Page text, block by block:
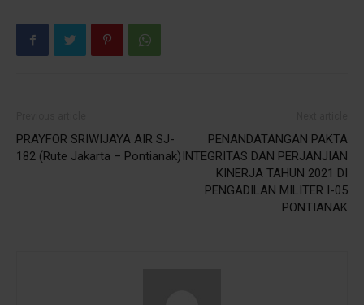
PRAYFOR SRIWIJAYA AIR SJ-
182 (Rute Jakarta – Pontianak)
PENANDATANGAN PAKTA
INTEGRITAS DAN PERJANJIAN
KINERJA TAHUN 2021 DI
PENGADILAN MILITER I-05
PONTIANAK